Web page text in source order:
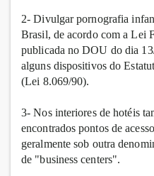
2- Divulgar pornografia
Brasil, de acordo com a Lei
publicada no DOU do dia
alguns dispositivos do
(Lei 8.069/90).
3- Nos interiores de hotéis
encontrados pontos de
geralmente sob outra
de "business centers".